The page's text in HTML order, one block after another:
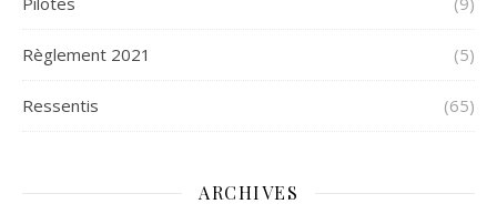
Règlement 2021 (5)
Ressentis (65)
ARCHIVES